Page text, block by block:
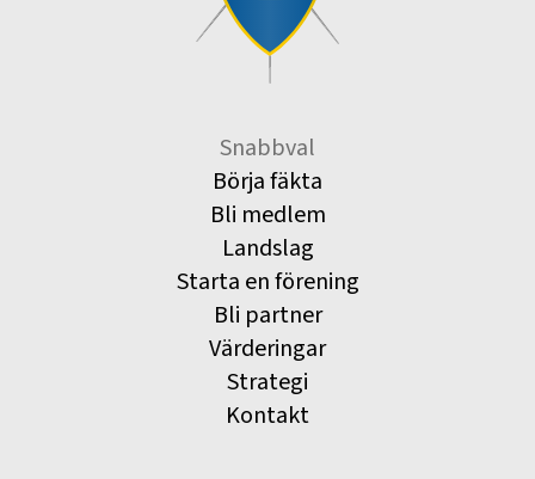
Snabbval
Börja fäkta
Bli medlem
Landslag
Starta en förening
Bli partner
Värderingar
Strategi
Kontakt